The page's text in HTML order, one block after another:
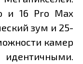
и 16 Pro Max
зум и 25-
камер
идентичными.